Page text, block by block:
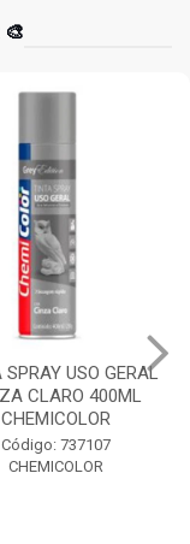
🎨
USO GERAL
CLARO 400ML
CHEMICOLOR
Código: 737107
CHEMICOLOR